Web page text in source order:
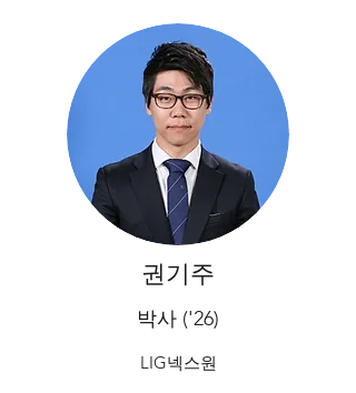
​권기주
박사 ('26)
LIG넥스원